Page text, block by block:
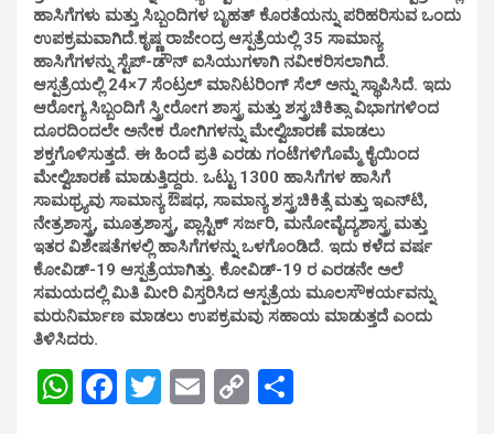
ಹಾಸಿಗೆಗಳು ಮತ್ತು ಸಿಬ್ಬಂದಿಗಳ ಬೃಹತ್ ಕೊರತೆಯನ್ನು ಪರಿಹರಿಸುವ ಒಂದು
ಉಪಕ್ರಮವಾಗಿದೆ.ಕೃಷ್ಣ ರಾಜೇಂದ್ರ ಆಸ್ಪತ್ರೆಯಲ್ಲಿ 35 ಸಾಮಾನ್ಯ
ಹಾಸಿಗೆಗಳನ್ನು ಸ್ಟೆಪ್-ಡೌನ್ ಐಸಿಯುಗಳಾಗಿ ನವೀಕರಿಸಲಾಗಿದೆ.
ಆಸ್ಪತ್ರೆಯಲ್ಲಿ 24×7 ಸೆಂಟ್ರಲ್ ಮಾನಿಟರಿಂಗ್ ಸೆಲ್ ಅನ್ನು ಸ್ಥಾಪಿಸಿದೆ. ಇದು
ಆರೋಗ್ಯ ಸಿಬ್ಬಂದಿಗೆ ಸ್ತ್ರೀರೋಗ ಶಾಸ್ತ್ರ ಮತ್ತು ಶಸ್ತ್ರಚಿಕಿತ್ಸಾ ವಿಭಾಗಗಳಿಂದ
ದೂರದಿಂದಲೇ ಅನೇಕ ರೋಗಿಗಳನ್ನು ಮೇಲ್ವಿಚಾರಣೆ ಮಾಡಲು
ಶಕ್ತಗೊಳಿಸುತ್ತದೆ. ಈ ಹಿಂದೆ ಪ್ರತಿ ಎರಡು ಗಂಟೆಗಳಿಗೊಮ್ಮೆ ಕೈಯಿಂದ
ಮೇಲ್ವಿಚಾರಣೆ ಮಾಡುತ್ತಿದ್ದರು. ಒಟ್ಟು 1300 ಹಾಸಿಗೆಗಳ ಹಾಸಿಗೆ
ಸಾಮಥ್ರ್ಯವು ಸಾಮಾನ್ಯ ಔಷಧ, ಸಾಮಾನ್ಯ ಶಸ್ತ್ರಚಿಕಿತ್ಸೆ ಮತ್ತು ಇಎನ್‍ಟಿ,
ನೇತ್ರಶಾಸ್ತ್ರ, ಮೂತ್ರಶಾಸ್ತ್ರ, ಪ್ಲಾಸ್ಟಿಕ್ ಸರ್ಜರಿ, ಮನೋವೈದ್ಯಶಾಸ್ತ್ರ ಮತ್ತು
ಇತರ ವಿಶೇಷತೆಗಳಲ್ಲಿ ಹಾಸಿಗೆಗಳನ್ನು ಒಳಗೊಂಡಿದೆ. ಇದು ಕಳೆದ ವರ್ಷ
ಕೋವಿಡ್-19 ಆಸ್ಪತ್ರೆಯಾಗಿತ್ತು. ಕೋವಿಡ್-19 ರ ಎರಡನೇ ಅಲೆ
ಸಮಯದಲ್ಲಿ ಮಿತಿ ಮೀರಿ ವಿಸ್ತರಿಸಿದ ಆಸ್ಪತ್ರೆಯ ಮೂಲಸೌಕರ್ಯವನ್ನು
ಮರುನಿರ್ಮಾಣ ಮಾಡಲು ಉಪಕ್ರಮವು ಸಹಾಯ ಮಾಡುತ್ತದೆ ಎಂದು
ತಿಳಿಸಿದರು.
W F
T
E
C